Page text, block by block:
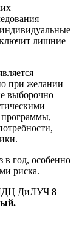
индивидуальные
лишние
при желании
выборочно
программы,
в год, особенно
риска.
ЛДЦ ДиЛУЧ 8